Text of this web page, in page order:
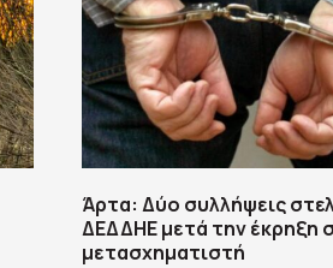
Άρτα: Δύο συλλήψεις
ΔΕΔΔΗΕ μετά την έκρηξη
μετασχηματιστή